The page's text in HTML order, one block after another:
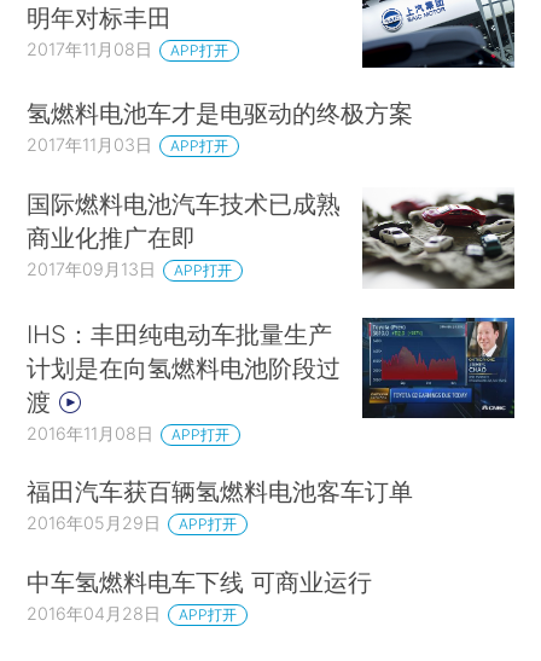
明年对标丰田
2017年11月08日 APP打开
氢燃料电池车才是电驱动的终极方案
2017年11月03日 APP打开
国际燃料电池汽车技术已成熟
商业化推广在即
2017年09月13日 APP打开
IHS：丰田纯电动车批量生产
计划是在向氢燃料电池阶段过
渡
2016年11月08日 APP打开
福田汽车获百辆氢燃料电池客车订单
2016年05月29日 APP打开
中车氢燃料电车下线 可商业运行
2016年04月28日 APP打开